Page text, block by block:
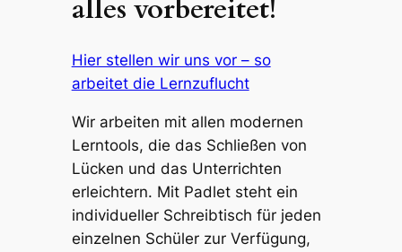
alles vorbereitet!
Hier stellen wir uns vor – so
arbeitet die Lernzuflucht
Wir arbeiten mit allen modernen
Lerntools, die das Schließen von
Lücken und das Unterrichten
erleichtern. Mit Padlet steht ein
individueller Schreibtisch für jeden
einzelnen Schüler zur Verfügung,